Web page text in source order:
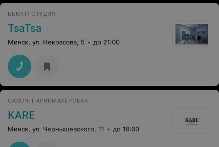
БЬЮТИ СТУДИЯ
TsaTsa
Минск, ул. Некрасова, 5 до 21:00
САЛОН-ПАРИКМАХЕРСКАЯ
KARE
Минск, ул. Чернышевского, 11 до 19:00